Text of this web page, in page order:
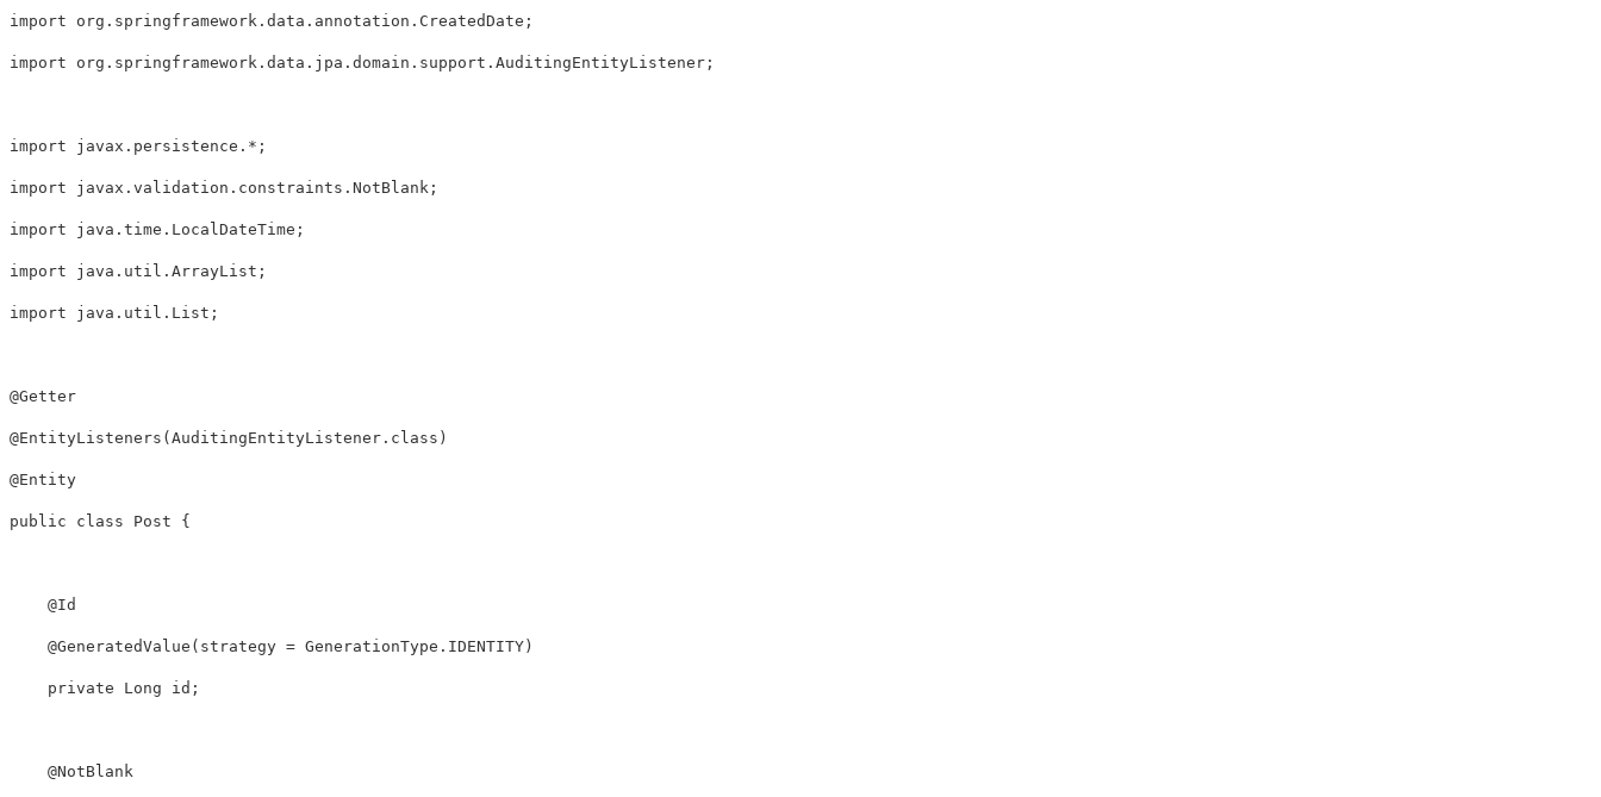
import org . springframework . data . annotation . CreatedDate ;
import org . springframework . data . jpa . domain . support . AuditingEntityListener ;
import javax . persistence . * ;
import javax . validation . constraints . NotBlank ;
import java . time . LocalDateTime ;
import java . util . ArrayList ;
import java . util . List ;
@Getter
@EntityListeners ( AuditingEntityListener . class )
@Entity
public class Post {
@Id
@GeneratedValue ( strategy = GenerationType . IDENTITY )
private Long id ;
@NotBlank